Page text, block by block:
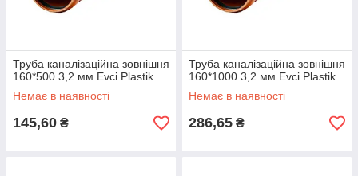
Труба каналізаційна зовнішня
160*500 3,2 мм Evci Plastik
Немає в наявності
145,60 ₴
Труба каналізаційна зовнішня
160*1000 3,2 мм Evci Plastik
Немає в наявності
286,65 ₴